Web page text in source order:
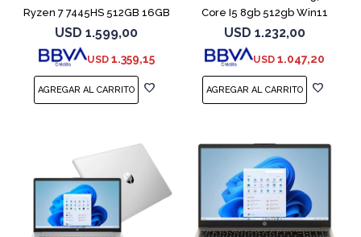
Ryzen 7 7445HS 512GB 16GB
RTX 4050
USD 1.599,00
USD 1.359,15
Core I5 8gb 512gb Win11
Rtx3050
USD 1.232,00
USD 1.047,20